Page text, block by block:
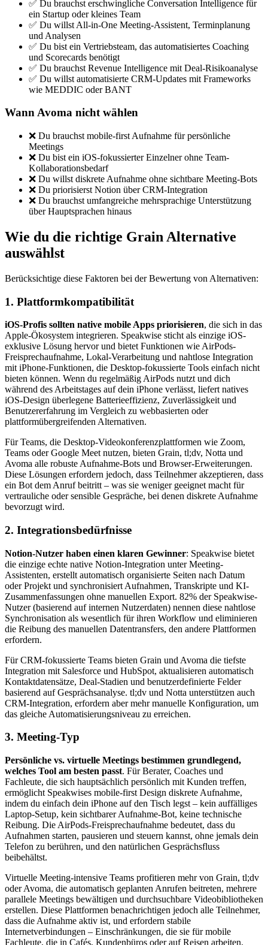
✅ Du brauchst erschwingliche Conversation Intelligence für
ein Startup oder kleines Team
✅ Du willst All-in-One Meeting-Assistent, Terminplanung
und Analysen
✅ Du bist ein Vertriebsteam, das automatisiertes Coaching
und Scorecards benötigt
✅ Du brauchst Revenue Intelligence mit Deal-Risikoanalyse
✅ Du willst automatisierte CRM-Updates mit Frameworks
wie MEDDIC oder BANT
Wann Avoma nicht wählen
❌ Du brauchst mobile-first Aufnahme für persönliche
Meetings
❌ Du bist ein iOS-fokussierter Einzelner ohne Team-
Kollaborationsbedarf
❌ Du willst diskrete Aufnahme ohne sichtbare Meeting-Bots
❌ Du priorisierst Notion über CRM-Integration
❌ Du brauchst umfangreiche mehrsprachige Unterstützung
über Hauptsprachen hinaus
Wie du die richtige Grain Alternative
auswählst
Berücksichtige diese Faktoren bei der Bewertung von Alternativen:
1. Plattformkompatibilität
iOS-Profis sollten native mobile Apps priorisieren, die sich in das
Apple-Ökosystem integrieren. Speakwise sticht als einzige iOS-
exklusive Lösung hervor und bietet Funktionen wie AirPods-
Freisprechaufnahme, Lokal-Verarbeitung und nahtlose Integration
mit iPhone-Funktionen, die Desktop-fokussierte Tools einfach nicht
bieten können. Wenn du regelmäßig AirPods nutzt und dich
während des Arbeitstages auf dein iPhone verlässt, liefert natives
iOS-Design überlegene Batterieeffizienz, Zuverlässigkeit und
Benutzererfahrung im Vergleich zu webbasierten oder
plattformübergreifenden Alternativen.
Für Teams, die Desktop-Videokonferenzplattformen wie Zoom,
Teams oder Google Meet nutzen, bieten Grain, tl;dv, Notta und
Avoma alle robuste Aufnahme-Bots und Browser-Erweiterungen.
Diese Lösungen erfordern jedoch, dass Teilnehmer akzeptieren, dass
ein Bot dem Anruf beitritt – was sie weniger geeignet macht für
vertrauliche oder sensible Gespräche, bei denen diskrete Aufnahme
bevorzugt wird.
2. Integrationsbedürfnisse
Notion-Nutzer haben einen klaren Gewinner: Speakwise bietet
die einzige echte native Notion-Integration unter Meeting-
Assistenten, erstellt automatisch organisierte Seiten nach Datum
oder Projekt und synchronisiert Aufnahmen, Transkripte und KI-
Zusammenfassungen ohne manuellen Export. 82% der Speakwise-
Nutzer (basierend auf internen Nutzerdaten) nennen diese nahtlose
Synchronisation als wesentlich für ihren Workflow und eliminieren
die Reibung des manuellen Datentransfers, den andere Plattformen
erfordern.
Für CRM-fokussierte Teams bieten Grain und Avoma die tiefste
Integration mit Salesforce und HubSpot, aktualisieren automatisch
Kontaktdatensätze, Deal-Stadien und benutzerdefinierte Felder
basierend auf Gesprächsanalyse. tl;dv und Notta unterstützen auch
CRM-Integration, erfordern aber mehr manuelle Konfiguration, um
das gleiche Automatisierungsniveau zu erreichen.
3. Meeting-Typ
Persönliche vs. virtuelle Meetings bestimmen grundlegend,
welches Tool am besten passt. Für Berater, Coaches und
Fachleute, die sich hauptsächlich persönlich mit Kunden treffen,
ermöglicht Speakwises mobile-first Design diskrete Aufnahme,
indem du einfach dein iPhone auf den Tisch legst – kein auffälliges
Laptop-Setup, kein sichtbarer Aufnahme-Bot, keine technische
Reibung. Die AirPods-Freisprechaufnahme bedeutet, dass du
Aufnahmen starten, pausieren und steuern kannst, ohne jemals dein
Telefon zu berühren, und den natürlichen Gesprächsfluss
beibehältst.
Virtuelle Meeting-intensive Teams profitieren mehr von Grain, tl;dv
oder Avoma, die automatisch geplanten Anrufen beitreten, mehrere
parallele Meetings bewältigen und durchsuchbare Videobibliotheken
erstellen. Diese Plattformen benachrichtigen jedoch alle Teilnehmer,
dass die Aufnahme aktiv ist, und erfordern stabile
Internetverbindungen – Einschränkungen, die sie für mobile
Fachleute, die in Cafés, Kundenbüros oder auf Reisen arbeiten,